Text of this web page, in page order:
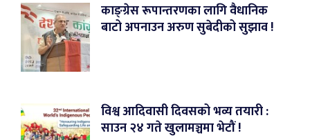
काङ्ग्रेस रूपान्तरणका लागि वैधानिक
बाटो अपनाउन अरुण सुबेदीको सुझाव !
विश्व आदिवासी दिवसको भव्य तयारी :
साउन २४ गते खुलामञ्चमा भेटौं !